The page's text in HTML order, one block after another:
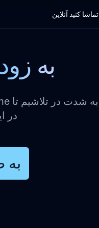
تماشا کنید آنلاین
به
در
به